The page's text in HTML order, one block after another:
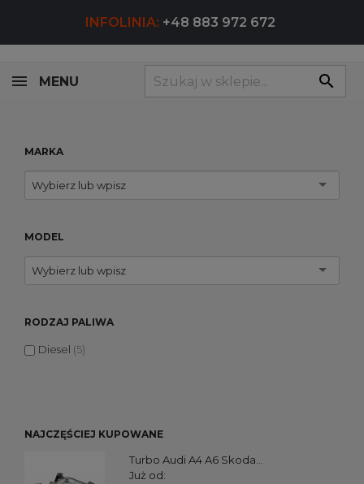
INFOLINIA: +48 883 972 672
search
MENU
MARKA
Wybierz lub wpisz
MODEL
Wybierz lub wpisz
RODZAJ PALIWA
Diesel (5)
NAJCZĘŚCIEJ KUPOWANE
Turbo Audi A4 A6 Skoda...
Już od: